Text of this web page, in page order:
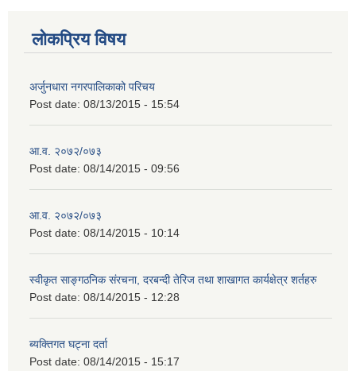
लोकप्रिय विषय
अर्जुनधारा नगरपालिकाको परिचय
Post date: 08/13/2015 - 15:54
आ.व. २०७२/०७३
Post date: 08/14/2015 - 09:56
आ.व. २०७२/०७३
Post date: 08/14/2015 - 10:14
स्वीकृत साङ्गठनिक संरचना, दरबन्दी तेरिज तथा शाखागत कार्यक्षेत्र शर्तहरु
Post date: 08/14/2015 - 12:28
ब्यक्तिगत घट्ना दर्ता
Post date: 08/14/2015 - 15:17